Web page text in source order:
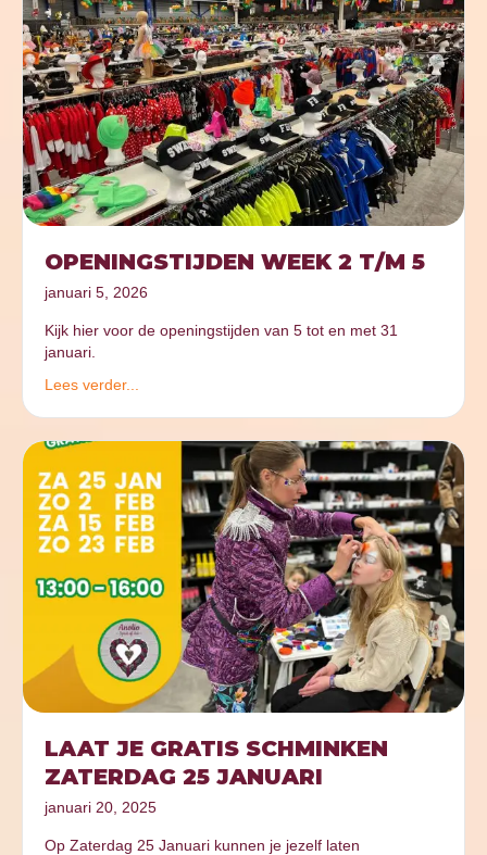
OPENINGSTIJDEN WEEK 2 T/M 5
januari 5, 2026
Kijk hier voor de openingstijden van 5 tot en met 31
januari.
Lees verder...
LAAT JE GRATIS SCHMINKEN
ZATERDAG 25 JANUARI
januari 20, 2025
Op Zaterdag 25 Januari kunnen je jezelf laten